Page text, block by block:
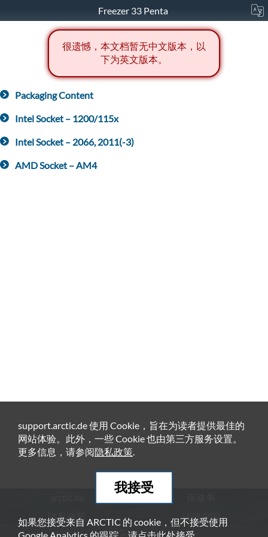
Freezer 33 Penta
很遗憾，本文档暂无中文版本，以
下为英文版本。
Packaging Content
Intel Socket – 1200/115x
Intel Socket – 2066, 2011(-3)
AMD Socket – AM4
隐私政策
法律声明
support.arctic.de 使用 Cookie，旨在为读者提供最佳的
网站体验。此外，一些 Cookie 也由第三方服务设置。
更多信息，请参阅隐私政策.
我接受
如果您接受来自 ARCTIC 的 cookie，但不接受使用